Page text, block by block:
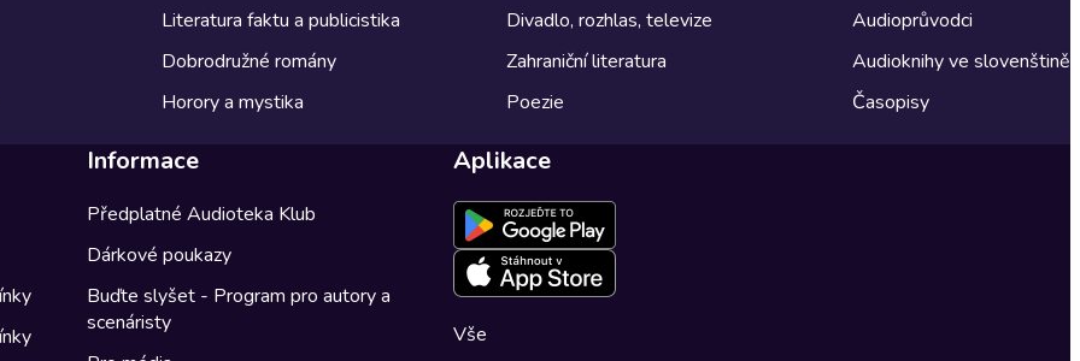
Literatura faktu a publicistika
Dobrodružné romány
Horory a mystika
Divadlo, rozhlas, televize
Zahraniční literatura
Poezie
Audioprůvodci
Audioknihy ve slovenštině
Časopisy
Informace
Předplatné Audioteka Klub
Dárkové poukazy
Buďte slyšet - Program pro autory a
scenáristy
Aplikace
Vše